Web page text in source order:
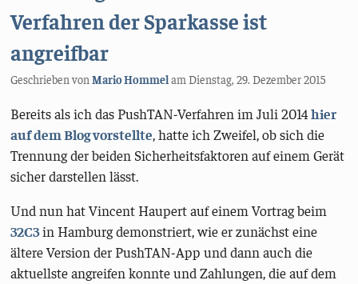
Verfahren der Sparkasse ist
angreifbar
Geschrieben vonMario HommelamDienstag, 29. Dezember 2015
Bereits als ich das PushTAN-Verfahren im Juli 2014hier
auf dem Blog vorstellte, hatte ich Zweifel, ob sich die
Trennung der beiden Sicherheitsfaktoren auf einem Gerät
sicher darstellen lässt.
Und nun hat Vincent Haupert auf einem Vortrag beim
32C3in Hamburg demonstriert, wie er zunächst eine
ältere Version der PushTAN-App und dann auch die
aktuellste angreifen konnte und Zahlungen, die auf dem